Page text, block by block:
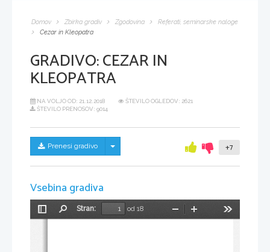
Domov Zbirka gradiv Zgodovina
Referati, seminarske naloge
Cezar in Kleopatra
GRADIVO:CEZAR IN
KLEOPATRA
NA VOLJO OD: 21.12.2018
ŠTEVILO OGLEDOV: 2621
ŠTEVILO PRENOSOV: 9014
Prenesi gradivo Skrij/prikaži meni +7
Vsebina gradiva
Preklopi
Stran:
od 18
Pomanjšaj